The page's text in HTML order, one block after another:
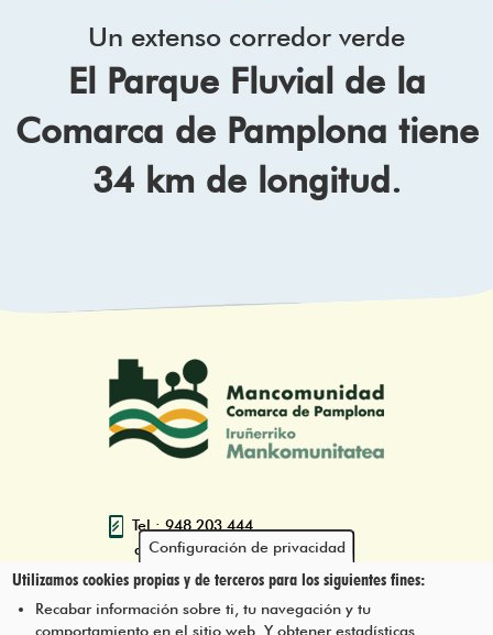
Un extenso corredor verde
El Parque Fluvial de la
Comarca de Pamplona tiene
34 km de longitud.
Tel.: 948 203 444
atencion@mancoeduca.com
Programa de Educación Ambiental
Escolar de la Mancomunidad de la
Configuración de privacidad
Utilizamos cookies propias y de terceros para los siguientes fines:
Recabar información sobre ti, tu navegación y tu
comportamiento en el sitio web. Y obtener estadísticas